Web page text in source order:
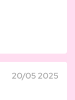
20/05 2025